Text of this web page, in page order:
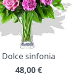
Dolce sinfonia
48,00€